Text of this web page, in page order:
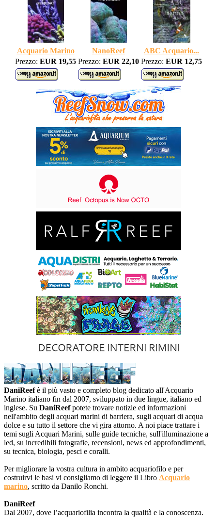
Acquario Marino NanoReef
ABC Acquario...
Prezzo: EUR 19,55 Prezzo: EUR 22,10 Prezzo: EUR 12,75
DaniReefè il più vasto e completo blog dedicato all'Acquario
Marino italiano fin dal 2007, sviluppato in due lingue, italiano ed
inglese. Su DaniReefpotete trovare notizie ed informazioni
nell'ambito degli acquari marini di barriera, sugli acquari di acqua
dolce e su tutto il settore che vi gira attorno. A noi piace trattare i
temi sugli Acquari Marini, sulle guide tecniche, sull'illuminazione a
led, su incredibili fotografie, recensioni, news ed approfondimenti,
su tecnica, biologia, pesci e coralli.
Per migliorare la vostra cultura in ambito acquariofilo e per
costruirvi le basi vi consigliamo di leggere il Libro Acquario
marino, scritto da Danilo Ronchi.
DaniReef
Dal 2007, dove l’acquariofilia incontra la qualità e la conoscenza.